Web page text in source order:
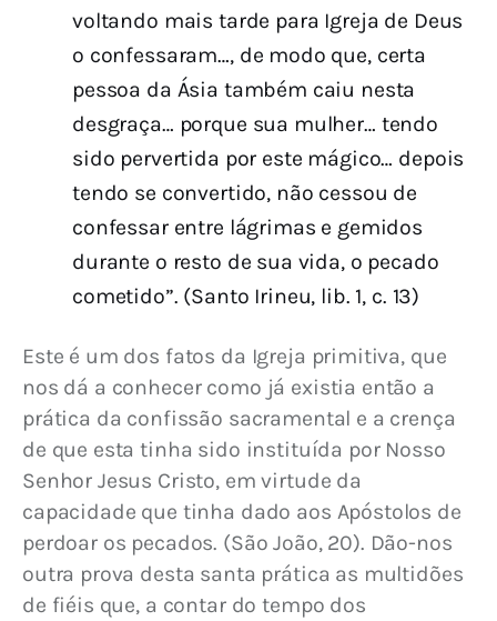
voltando mais tarde para Igreja de Deus
o confessaram…, de modo que, certa
pessoa da Ásia também caiu nesta
desgraça… porque sua mulher… tendo
sido pervertida por este mágico… depois
tendo se convertido, não cessou de
confessar entre lágrimas e gemidos
durante o resto de sua vida, o pecado
cometido”. (Santo Irineu, lib. 1, c. 13)
Este é um dos fatos da Igreja primitiva, que
nos dá a conhecer como já existia então a
prática da confissão sacramental e a crença
de que esta tinha sido instituída por Nosso
Senhor Jesus Cristo, em virtude da
capacidade que tinha dado aos Apóstolos de
perdoar os pecados. (São João, 20). Dão-nos
outra prova desta santa prática as multidões
de fiéis que, a contar do tempo dos